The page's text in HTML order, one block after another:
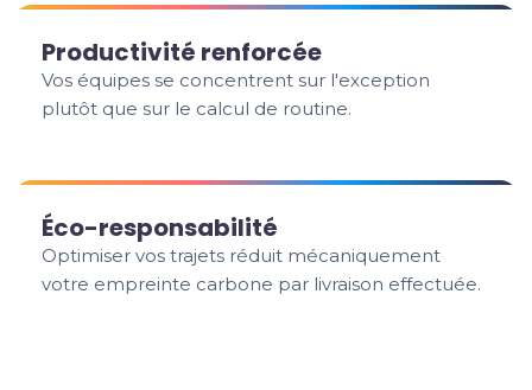
Productivité renforcée
Vos équipes se concentrent sur l'exception
plutôt que sur le calcul de routine.
Éco-responsabilité
Optimiser vos trajets réduit mécaniquement
votre empreinte carbone par livraison effectuée.